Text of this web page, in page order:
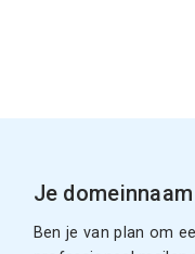
Je
Ben je van plan om